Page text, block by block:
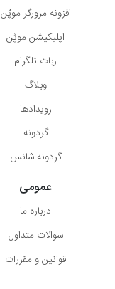
افزونه مرورگر موپُن
اپلیکیشن موپُن
ربات تلگرام
وبلاگ
رویدادها
گردونه
گردونه شانس
عمومی
درباره ما
سوالات متداول
قوانین و مقررات